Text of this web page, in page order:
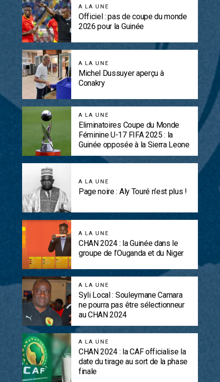
A LA UNE
Officiel : pas de coupe du monde
2026 pour la Guinée
A LA UNE
Michel Dussuyer aperçu à
Conakry
A LA UNE
Eliminatoires Coupe du Monde
Féminine U-17 FIFA 2025 : la
Guinée opposée à la Sierra Leone
A LA UNE
Page noire : Aly Touré n’est plus !
A LA UNE
CHAN 2024 : la Guinée dans le
groupe de l’Ouganda et du Niger
A LA UNE
Syli Local : Souleymane Camara
ne pourra pas être sélectionneur
au CHAN 2024
A LA UNE
CHAN 2024 : la CAF officialise la
date du tirage au sort de la phase
finale